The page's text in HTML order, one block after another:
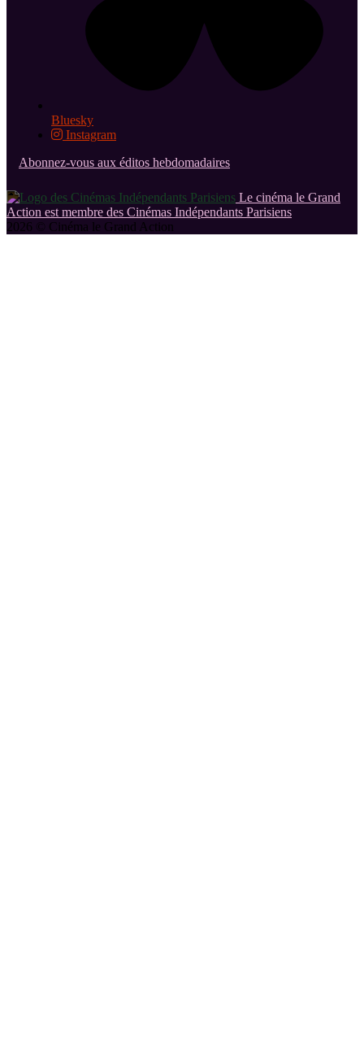
Bluesky
Instagram
Abonnez-vous aux éditos hebdomadaires
Le cinéma le Grand
Action est membre des Cinémas Indépendants Parisiens
2026 © Cinéma le Grand Action